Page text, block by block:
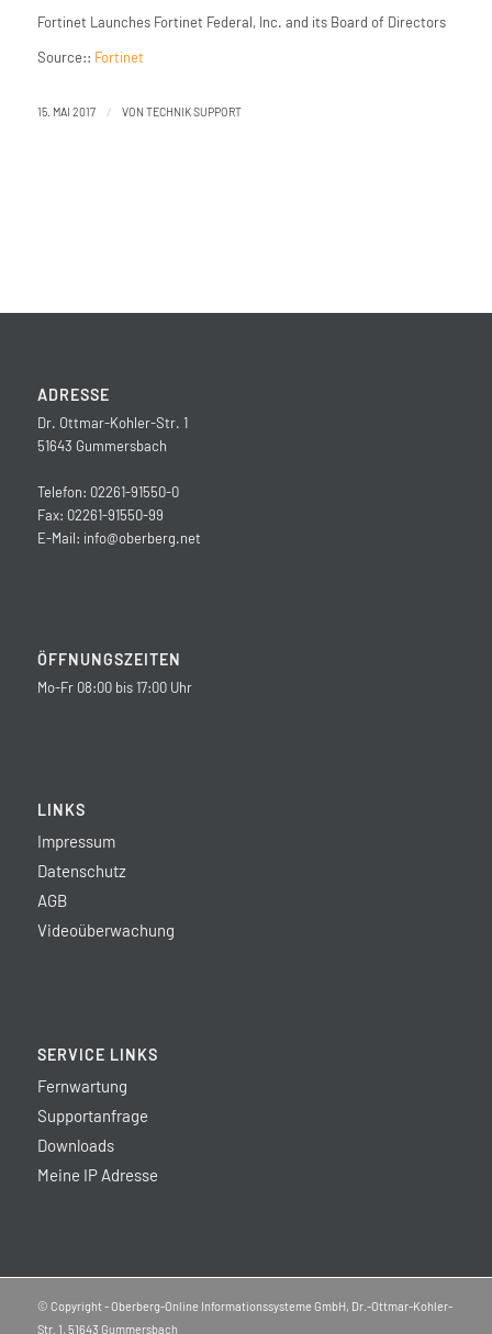
Fortinet Launches Fortinet Federal, Inc. and its Board of Directors
Source:: Fortinet
15. MAI 2017 / VON TECHNIK SUPPORT
ADRESSE
Dr. Ottmar-Kohler-Str. 1
51643 Gummersbach
Telefon: 02261-91550-0
Fax: 02261-91550-99
E-Mail: info@oberberg.net
ÖFFNUNGSZEITEN
Mo-Fr 08:00 bis 17:00 Uhr
LINKS
Impressum
Datenschutz
AGB
Videoüberwachung
SERVICE LINKS
Fernwartung
Supportanfrage
Downloads
Meine IP Adresse
© Copyright - Oberberg-Online Informationssysteme GmbH, Dr.-Ottmar-Kohler-
Str. 1, 51643 Gummersbach